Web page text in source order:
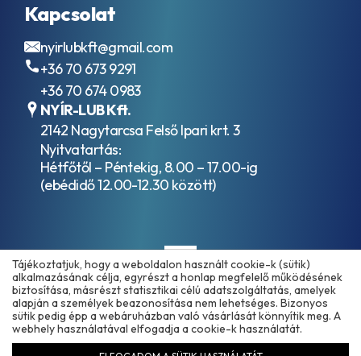
Kapcsolat
nyirlubkft@gmail.com
+36 70 673 9291
+36 70 674 0983
NYÍR-LUB Kft.
2142 Nagytarcsa Felső Ipari krt. 3
Nyitvatartás:
Hétfőtől – Péntekig, 8.00 – 17.00-ig
(ebédidő 12.00-12.30 között)
Copyright © 2025 - 2026 www.olajmarket.hu
Tájékoztatjuk, hogy a weboldalon használt cookie-k (sütik)
alkalmazásának célja, egyrészt a honlap megfelelő működésének
biztosítása, másrészt statisztikai célú adatszolgáltatás, amelyek
alapján a személyek beazonosítása nem lehetséges. Bizonyos
sütik pedig épp a webáruházban való vásárlását könnyítik meg. A
webhely használatával elfogadja a cookie-k használatát.